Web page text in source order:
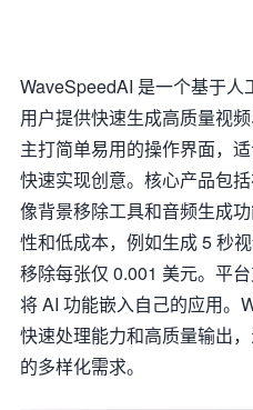
WaveSpeedAI 是一个基于
用户提供快速生成高质量视
主打简单易用的操作界面，
快速实现创意。核心产品包
像背景移除工具和音频生成
性和低成本，例如生成 5 秒
移除每张仅 0.001 美元。平
将 AI 功能嵌入自己的应用。
快速处理能力和高质量输出
的多样化需求。